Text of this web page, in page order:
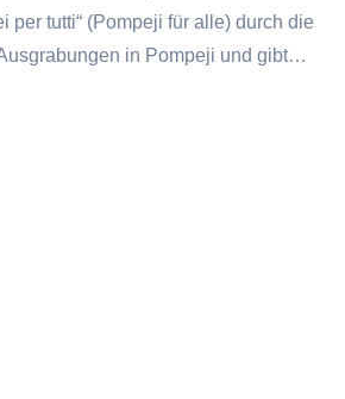
per tutti“ (Pompeji für alle) durch die
in Pompeji und gibt…